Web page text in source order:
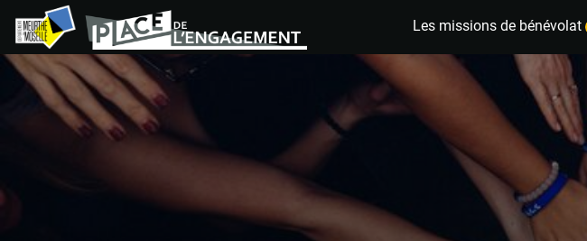
Les missions de bénévolat
Panneau de gestion des cookies